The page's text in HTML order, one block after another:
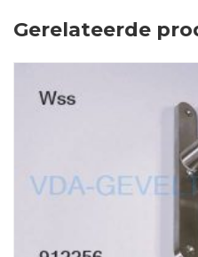
Gerelateerde